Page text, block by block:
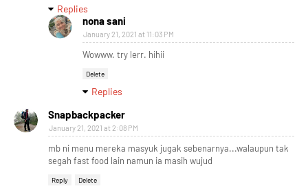
Replies
nona sani
January 21, 2021 at 11:03 PM
Wowww. try lerr. hihii
Delete
Replies
Snapbackpacker
January 21, 2021 at 2:08 PM
mb ni menu mereka masyuk jugak sebenarnya...walaupun tak
segah fast food lain namun ia masih wujud
Reply Delete